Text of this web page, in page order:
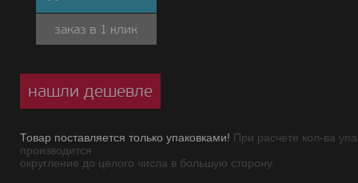
заказ в 1 клик
нашли дешевле
Товар поставляется только упаковками! При расчете кол-ва
производится
округление до целого числа в большую сторону.